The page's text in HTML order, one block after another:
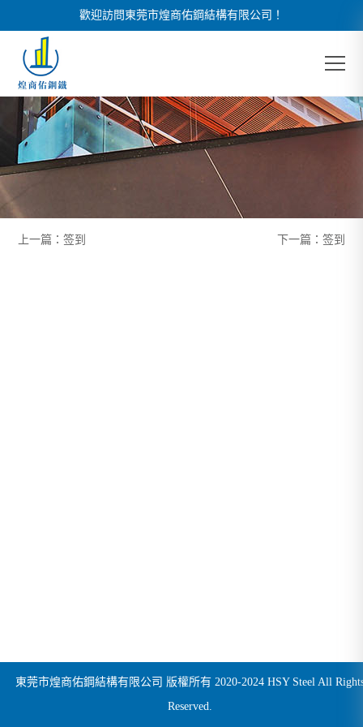
歡迎訪問東莞市煌商佑鋼結構有限公司！
上一篇：签到 下一篇： 签到
東莞市煌商佑鋼結構有限公司 版權所有 2020-2024 HSY Steel All
Reserved.